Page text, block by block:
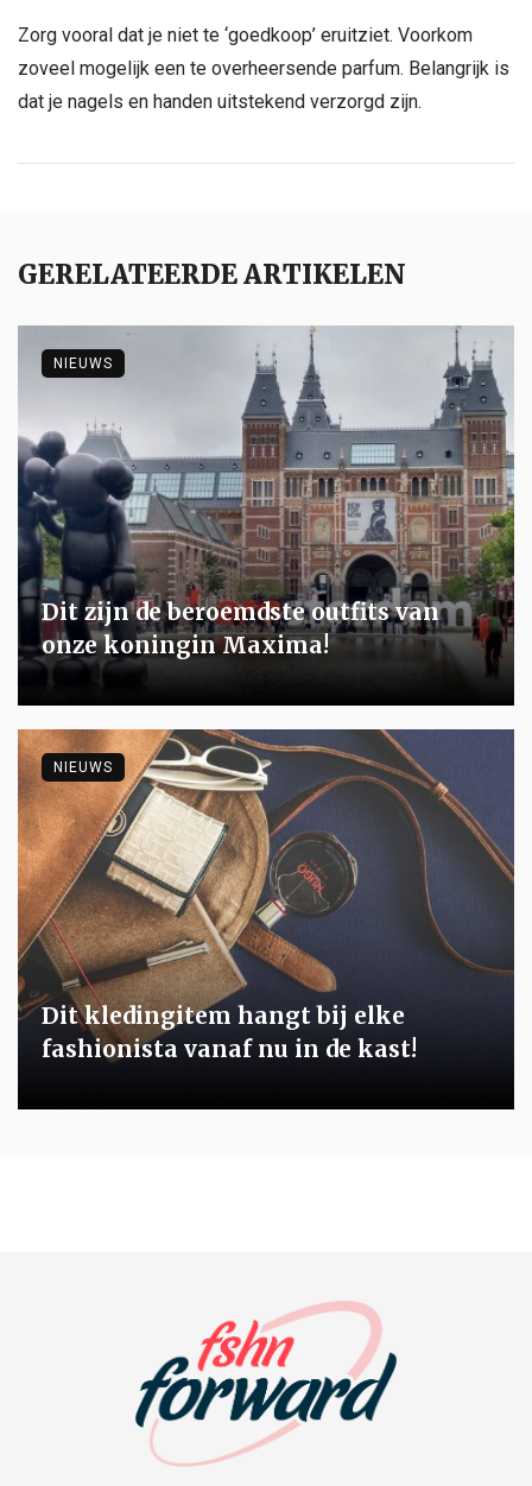
Zorg vooral dat je niet te ‘goedkoop’ eruitziet. Voorkom
zoveel mogelijk een te overheersende parfum. Belangrijk is
dat je nagels en handen uitstekend verzorgd zijn.
GERELATEERDE ARTIKELEN
Dit zijn de beroemdste outfits van
onze koningin Maxima!
NIEUWS
Dit kledingitem hangt bij elke
fashionista vanaf nu in de kast!
NIEUWS